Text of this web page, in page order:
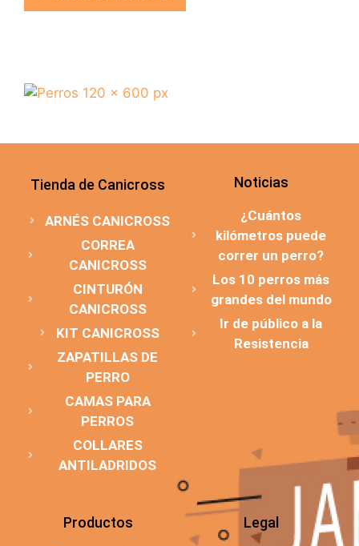
Tienda de Canicross
ARNÉS CANICROSS
CORREA
CANICROSS
CINTURÓN
CANICROSS
KIT CANICROSS
ZAPATILLAS DE
PERRO
CAMAS PARA
PERROS
COLLARES
ANTILADRIDOS
Noticias
¿Cuántos
kilómetros puede
correr un perro?
Los 10 perros más
grandes del mundo
Ir de público a la
Resistencia
Productos Legal